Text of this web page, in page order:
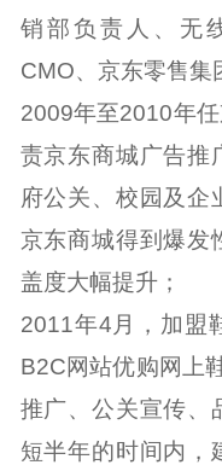
销部负责人、无
CMO、京东零售集
2009年至2010年
责京东商城广告推
府公关、校园及企
京东商城得到爆发
盖度大幅提升；
2011年4月，加盟
B2C网站优购网上
推广、公关宣传、
短半年的时间内，